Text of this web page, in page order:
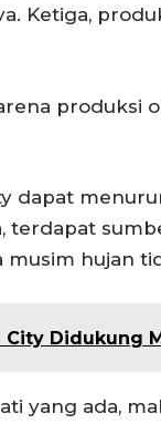
Ketiga,
produksi
dapat
terdapat
musim hujan
Didukung
yang ada,